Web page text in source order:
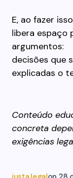
E, ao fazer
libera espaço
argumentos:
decisões que
explicadas o
Conteúdo
concreta
exigências